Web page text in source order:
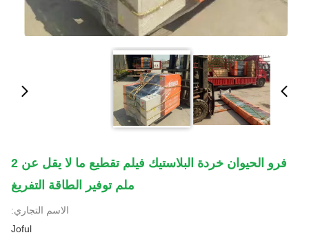
فرو الحيوان خردة البلاستيك فيلم تقطيع ما لا يقل عن 2
ملم توفير الطاقة التفريغ
الاسم التجاري:
Joful